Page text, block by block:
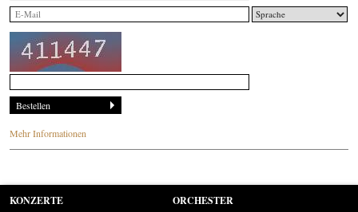
Mehr Informationen
KONZERTE ORCHESTER